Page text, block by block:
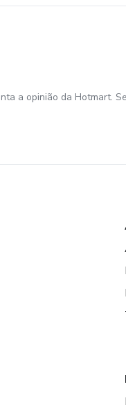
a opinião da Hotmart.